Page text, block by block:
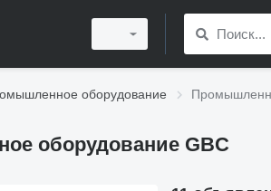
оборудование
оборудование GBC